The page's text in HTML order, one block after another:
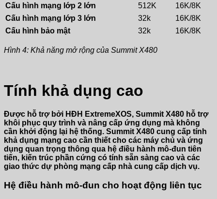
Cấu hình mạng lớp 2 lớn
512K
16K/8K
Cấu hình mạng lớp 3 lớn
32k
16K/8K
Cấu hình bảo mật
32k 16K/8K
Hình 4: Khả năng mở rộng của Summit X480
Tính khả dụng cao
Được hỗ trợ bởi HĐH ExtremeXOS, Summit X480 hỗ trợ
khôi phục quy trình và nâng cấp ứng dụng mà không
cần khởi động lại hệ thống. Summit X480 cung cấp tính
khả dụng mạng cao cần thiết cho các máy chủ và ứng
dụng quan trọng thông qua hệ điều hành mô-đun tiên
tiến, kiến ​​trúc phần cứng có tính sẵn sàng cao và các
giao thức dự phòng mạng cấp nhà cung cấp dịch vụ.
Hệ điều hành mô-đun cho hoạt động liên tục